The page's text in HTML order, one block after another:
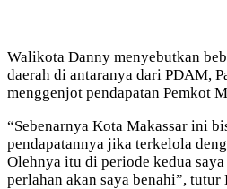
Walikota Danny menyebutkan
daerah di antaranya dari PDAM,
menggenjot pendapatan Pemkot
“Sebenarnya Kota Makassar ini
pendapatannya jika terkelola
Olehnya itu di periode kedua
perlahan akan saya benahi”, tutur